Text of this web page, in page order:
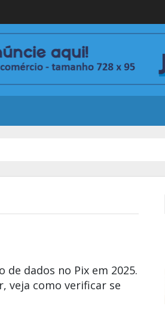
dados no Pix em 2025.
veja como verificar se